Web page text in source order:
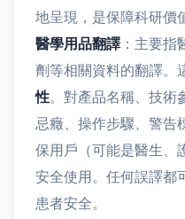
地呈現，是保障科研價
醫學用品翻譯 ：主要
劑等相關資料的翻譯。
性。對產品名稱、技術
忌癥、操作步驟、警告
保用戶（可能是醫生、
安全使用。任何誤譯都
患者安全。